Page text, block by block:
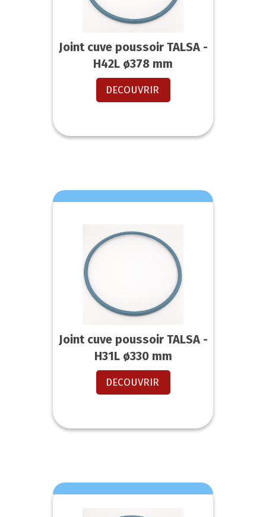
Joint cuve poussoir TALSA -
H42L ø378 mm
DECOUVRIR
Joint cuve poussoir TALSA -
H31L ø330 mm
DECOUVRIR